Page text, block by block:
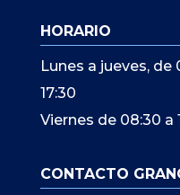
HORARIO
Lunes a jueves, de
17:30
Viernes de 08:30 a
CONTACTO